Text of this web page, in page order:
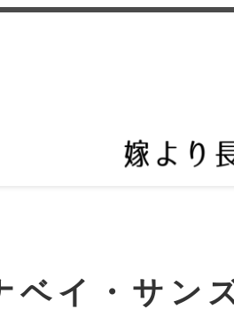
ベイ・サン